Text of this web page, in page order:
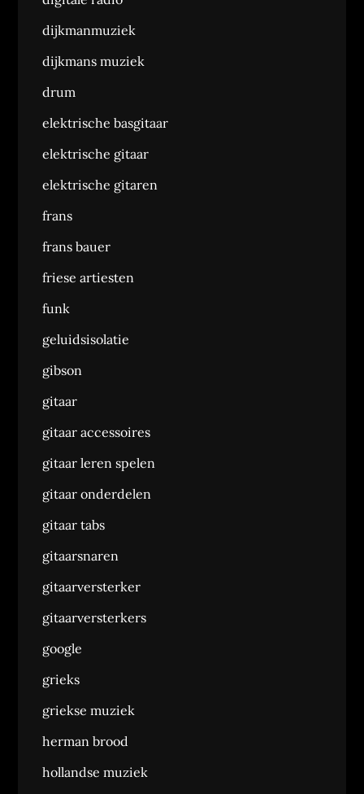
dijkmanmuziek
dijkmans muziek
drum
elektrische basgitaar
elektrische gitaar
elektrische gitaren
frans
frans bauer
friese artiesten
funk
geluidsisolatie
gibson
gitaar
gitaar accessoires
gitaar leren spelen
gitaar onderdelen
gitaar tabs
gitaarsnaren
gitaarversterker
gitaarversterkers
google
grieks
griekse muziek
herman brood
hollandse muziek